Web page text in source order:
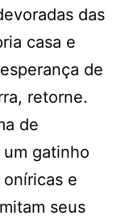
das
casa e
de
retorne.
de
gatinho
e
seus